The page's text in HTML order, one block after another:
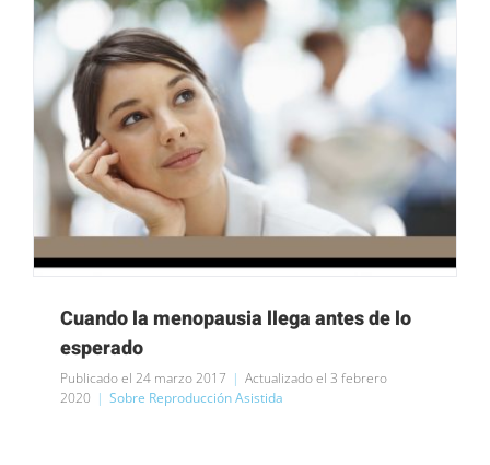
Cuando la menopausia llega antes de lo
esperado
Publicado el 24 marzo 2017 | Actualizado el 3 febrero
2020 | Sobre Reproducción Asistida